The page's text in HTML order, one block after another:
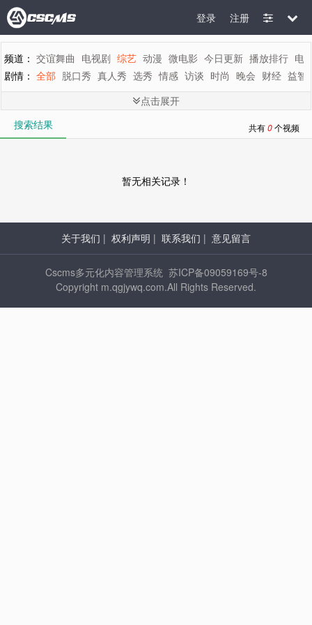
注册
登录
频道： 交谊舞曲 电视剧 综艺 动漫 微电影 今日更新 播放排行 电
剧情： 全部 脱口秀 真人秀 选秀 情感 访谈 时尚 晚会 财经 益智
地区： 全部 内地 香港 台湾 韩国 泰国 日本 美国 英国 新加坡
年代： 全部 2015 2014 2013 2012 2011 2010 2009 2008 2007
字母： 全部 K L M
点击展开
搜索结果
共有0个视频
暂无相关记录！
关于我们 | 权利声明 | 联系我们 | 意见留言
Cscms多元化内容管理系统 苏ICP备09059169号-8
Copyright m.qgjywq.com.All Rights Reserved.